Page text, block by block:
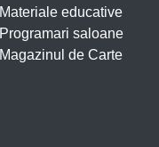
Materiale educative
Programari saloane
Magazinul de Carte